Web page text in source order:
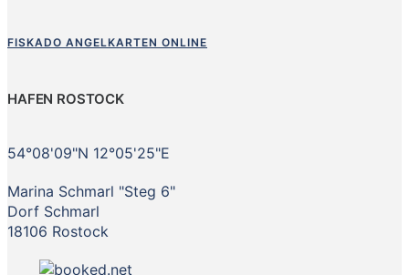
FISKADO ANGELKARTEN ONLINE
HAFEN ROSTOCK
54°08'09"N 12°05'25"E
Marina Schmarl "Steg 6"
Dorf Schmarl
18106 Rostock